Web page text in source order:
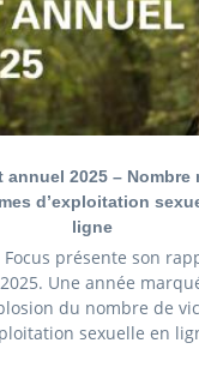
annuel 2025 – Nombre
d’exploitation
ligne
Focus présente son
Une année
du nombre de
sexuelle en